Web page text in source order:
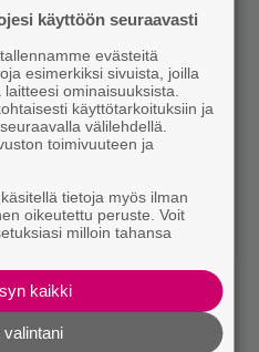
käyttöön seuraavasti
evästeitä
esimerkiksi sivuista, joilla
ominaisuuksista.
käyttötarkoituksiin ja
välilehdellä.
toimivuuteen ja
tietoja myös ilman
oikeutettu peruste. Voit
milloin tahansa
kaikki